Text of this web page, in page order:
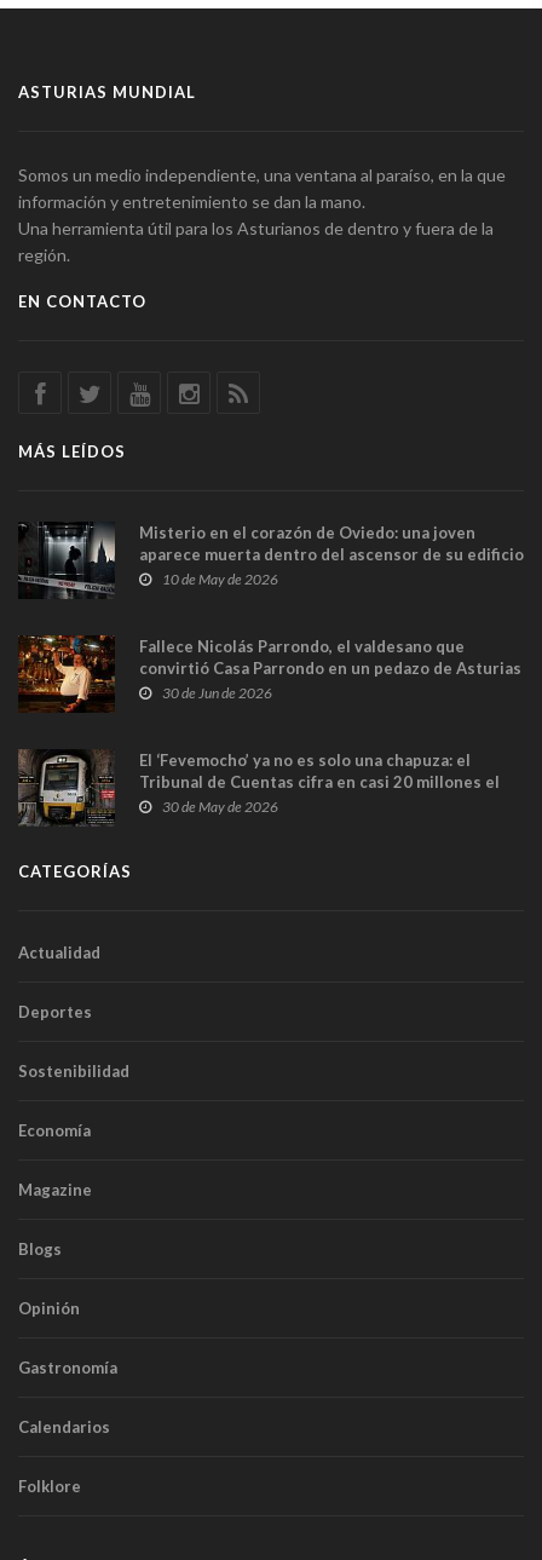
ASTURIAS MUNDIAL
Somos un medio independiente, una ventana al paraíso, en la que
información y entretenimiento se dan la mano.
Una herramienta útil para los Asturianos de dentro y fuera de la
región.
EN CONTACTO
MÁS LEÍDOS
Misterio en el corazón de Oviedo: una joven
aparece muerta dentro del ascensor de su edificio
y las cámaras captan sus últimos minutos
10 de May de 2026
Fallece Nicolás Parrondo, el valdesano que
convirtió Casa Parrondo en un pedazo de Asturias
en Madrid
30 de Jun de 2026
El ‘Fevemocho’ ya no es solo una chapuza: el
Tribunal de Cuentas cifra en casi 20 millones el
sobrecoste de los trenes que no cabían por los
30 de May de 2026
CATEGORÍAS
Actualidad
Deportes
Sostenibilidad
Economía
Magazine
Blogs
Opinión
Gastronomía
Calendarios
Folklore